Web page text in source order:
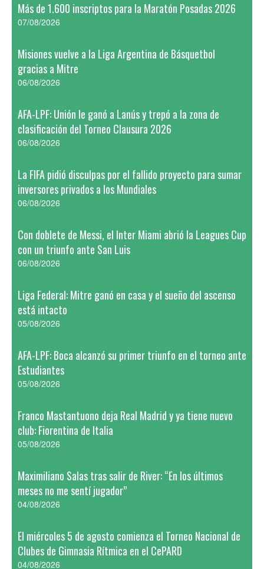
Más de 1.600 inscriptos para la Maratón Posadas 2026
07/08/2026
Misiones vuelve a la Liga Argentina de Básquetbol
gracias a Mitre
06/08/2026
AFA-LPF: Unión le ganó a Lanús y trepó a la zona de
clasificación del Torneo Clausura 2026
06/08/2026
La FIFA pidió disculpas por el fallido proyecto para sumar
inversores privados a los Mundiales
06/08/2026
Con doblete de Messi, el Inter Miami abrió la Leagues Cup
con un triunfo ante San Luis
06/08/2026
Liga Federal: Mitre ganó en casa y el sueño del ascenso
está intacto
05/08/2026
AFA-LPF: Boca alcanzó su primer triunfo en el torneo ante
Estudiantes
05/08/2026
Franco Mastantuono deja Real Madrid y ya tiene nuevo
club: Fiorentina de Italia
05/08/2026
Maximiliano Salas tras salir de River: “En los últimos
meses no me sentí jugador”
04/08/2026
El miércoles 5 de agosto comienza el Torneo Nacional de
Clubes de Gimnasia Rítmica en el CePARD
04/08/2026